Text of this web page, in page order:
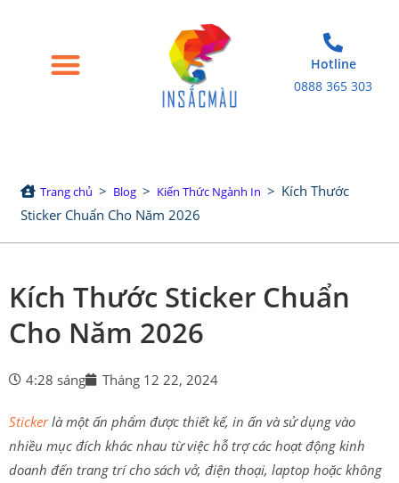
Hotline
0888 365 303
Trang chủ > Blog > Kiến Thức Ngành In > Kích Thước
Sticker Chuẩn Cho Năm 2026
Kích Thước Sticker Chuẩn
Cho Năm 2026
4:28 sáng Tháng 12 22, 2024
Stickerlà một ấn phẩm được thiết kế, in ấn và sử dụng vào
nhiều mục đích khác nhau từ việc hỗ trợ các hoạt động kinh
doanh đến trang trí cho sách vở, điện thoại, laptop hoặc không